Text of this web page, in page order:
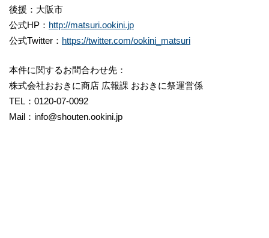
後援：大阪市
公式HP： http://matsuri.ookini.jp
公式Twitter： https://twitter.com/ookini_matsuri
本件に関するお問合わせ先：
株式会社おおきに商店 広報課 おおきに祭運営係
TEL：0120-07-0092
Mail：info@shouten.ookini.jp